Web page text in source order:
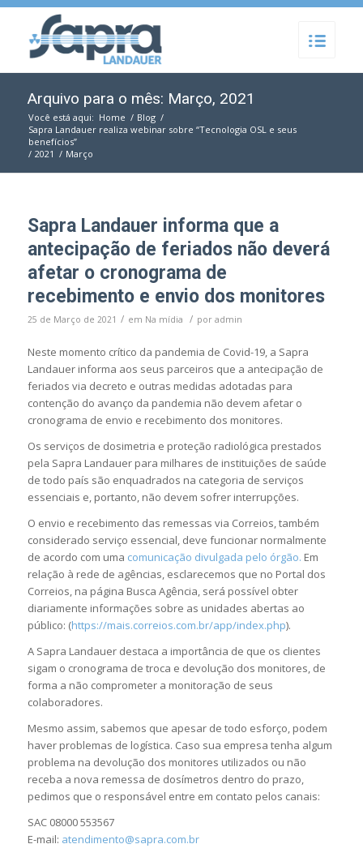
Arquivo para o mês: Março, 2021
Você está aqui: Home / Blog /
Sapra Landauer realiza webinar sobre “Tecnologia OSL e seus
benefícios”
/ 2021 / Março
Sapra Landauer informa que a
antecipação de feriados não deverá
afetar o cronograma de
recebimento e envio dos monitores
25 de Março de 2021 / em Na mídia / por admin
Neste momento crítico da pandemia de Covid-19, a Sapra
Landauer informa aos seus parceiros que a antecipação de
feriados via decreto e outras medidas adotadas para
contenção do avanço da pandemia não devem afetar o
cronograma de envio e recebimento dos monitores.
Os serviços de dosimetria e proteção radiológica prestados
pela Sapra Landauer para milhares de instituições de saúde
de todo país são enquadrados na categoria de serviços
essenciais e, portanto, não devem sofrer interrupções.
O envio e recebimento das remessas via Correios, também
considerado serviço essencial, deve funcionar normalmente
de acordo com uma comunicação divulgada pelo órgão. Em
relação à rede de agências, esclarecemos que no Portal dos
Correios, na página Busca Agência, será possível obter
diariamente informações sobre as unidades abertas ao
público: (https://mais.correios.com.br/app/index.php).
A Sapra Landauer destaca a importância de que os clientes
sigam o cronograma de troca e devolução dos monitores, de
forma a não comprometer a monitoração de seus
colaboradores.
Mesmo assim, sabemos que apesar de todo esforço, podem
haver problemas de logística. Caso sua empresa tenha algum
problema na devolução dos monitores utilizados ou não
receba a nova remessa de dosímetros dentro do prazo,
pedimos que o responsável entre em contato pelos canais:
SAC 08000 553567
E-mail: atendimento@sapra.com.br